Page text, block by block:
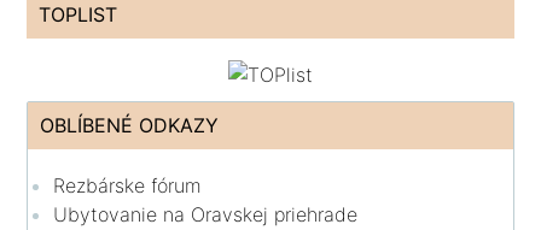
TOPLIST
OBLÍBENÉ ODKAZY
Rezbárske fórum
Ubytovanie na Oravskej priehrade